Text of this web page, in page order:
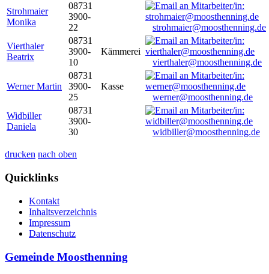
Strohmaier
Monika
08731
3900-
22
strohmaier@moosthenning.de
Vierthaler
Beatrix
08731
3900-
10
Kämmerei
vierthaler@moosthenning.de
Werner Martin
08731
3900-
25
Kasse
werner@moosthenning.de
Widbiller
Daniela
08731
3900-
30
widbiller@moosthenning.de
drucken nach oben
Quicklinks
Kontakt
Inhaltsverzeichnis
Impressum
Datenschutz
Gemeinde Moosthenning